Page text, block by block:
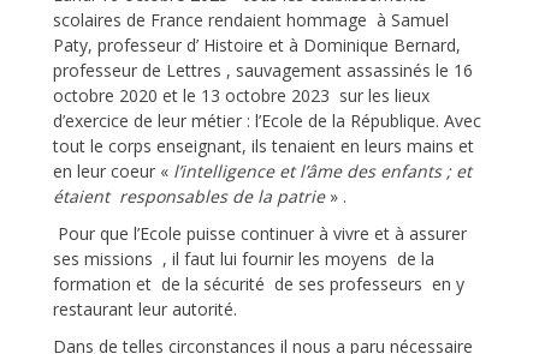
scolaires de France rendaient hommage à Samuel
Paty, professeur d’ Histoire et à Dominique Bernard,
professeur de Lettres , sauvagement assassinés le 16
octobre 2020 et le 13 octobre 2023 sur les lieux
d’exercice de leur métier : l’Ecole de la République. Avec
tout le corps enseignant, ils tenaient en leurs mains et
en leur coeur « l’intelligence et l’âme des enfants ; et
étaient responsables de la patrie» .
Pour que l’Ecole puisse continuer à vivre et à assurer
ses missions , il faut lui fournir les moyens de la
formation et de la sécurité de ses professeurs en y
restaurant leur autorité.
Dans de telles circonstances il nous a paru nécessaire